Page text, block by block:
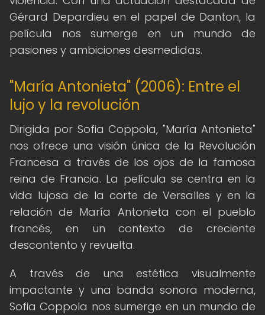
Gérard Depardieu en el papel de Danton, la
película nos sumerge en un mundo de
pasiones y ambiciones desmedidas.
"María Antonieta" (2006): Entre el
lujo y la revolución
Dirigida por Sofia Coppola, "María Antonieta"
nos ofrece una visión única de la Revolución
Francesa a través de los ojos de la famosa
reina de Francia. La película se centra en la
vida lujosa de la corte de Versalles y en la
relación de María Antonieta con el pueblo
francés, en un contexto de creciente
descontento y revuelta.
A través de una estética visualmente
impactante y una banda sonora moderna,
Sofia Coppola nos sumerge en un mundo de